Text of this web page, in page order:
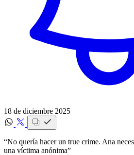
18 de diciembre 2025
“No quería hacer un true crime. Ana
una víctima anónima”